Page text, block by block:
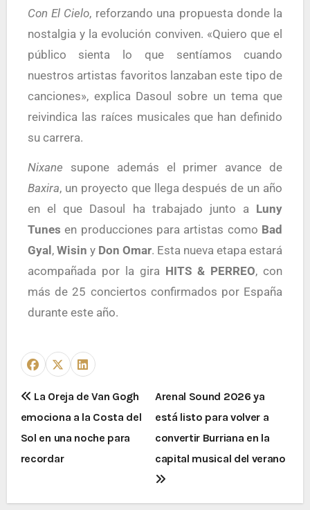
Con El Cielo, reforzando una propuesta donde la
nostalgia y la evolución conviven. «Quiero que el
público sienta lo que sentíamos cuando
nuestros artistas favoritos lanzaban este tipo de
canciones», explica Dasoul sobre un tema que
reivindica las raíces musicales que han definido
su carrera.
Nixane supone además el primer avance de
Baxira, un proyecto que llega después de un año
en el que Dasoul ha trabajado junto a Luny
Tunes en producciones para artistas como Bad
Gyal, Wisin y Don Omar. Esta nueva etapa estará
acompañada por la gira HITS & PERREO, con
más de 25 conciertos confirmados por España
durante este año.
La Oreja de Van Gogh
emociona a la Costa del
Sol en una noche para
recordar
Arenal Sound 2026 ya
está listo para volver a
convertir Burriana en la
capital musical del verano